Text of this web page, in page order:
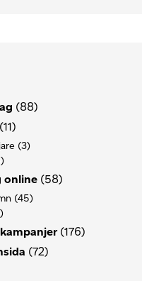
(88)
(11)
(3)
online (58)
(45)
(176)
(72)